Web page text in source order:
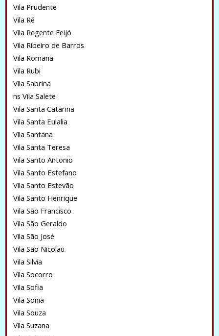
Vila Prudente
Vila Ré
Vila Regente Feijó
Vila Ribeiro de Barros
Vila Romana
Vila Rubi
Vila Sabrina
ns Vila Salete
Vila Santa Catarina
Vila Santa Eulalia
Vila Santana
Vila Santa Teresa
Vila Santo Antonio
Vila Santo Estefano
Vila Santo Estevão
Vila Santo Henrique
Vila São Francisco
Vila São Geraldo
Vila São José
Vila São Nicolau
Vila Silvia
Vila Socorro
Vila Sofia
Vila Sonia
Vila Souza
Vila Suzana